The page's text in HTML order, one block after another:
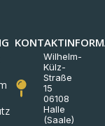
Wilhelm-
Külz-
Straße
15
06108
Halle
(Saale)